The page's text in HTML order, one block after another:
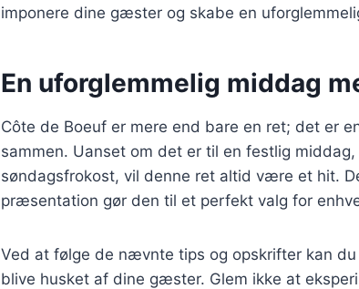
imponere dine gæster og skabe en
En uforglemmelig middag
Côte de Boeuf er mere end bare en ret; det er
sammen. Uanset om det er til en festlig
søndagsfrokost, vil denne ret altid være et hit.
præsentation gør den til et perfekt valg for
Ved at følge de nævnte tips og opskrifter kan
blive husket af dine gæster. Glem ikke at